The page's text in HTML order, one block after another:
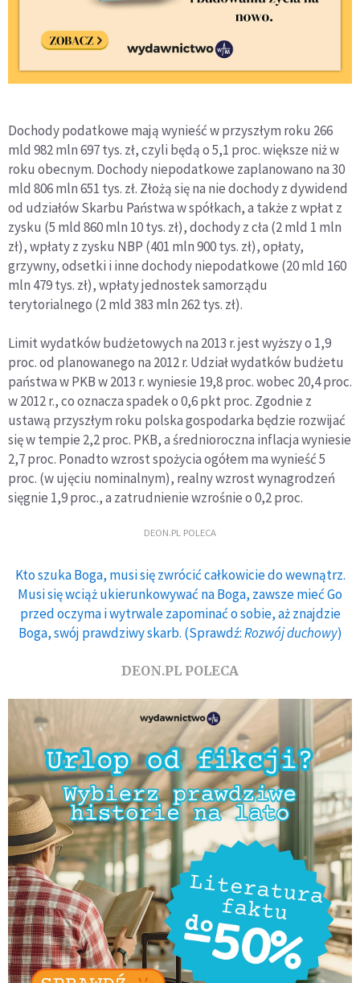
Dochody podatkowe mają wynieść w przyszłym roku 266
mld 982 mln 697 tys. zł, czyli będą o 5,1 proc. większe niż w
roku obecnym. Dochody niepodatkowe zaplanowano na 30
mld 806 mln 651 tys. zł. Złożą się na nie dochody z dywidend
od udziałów Skarbu Państwa w spółkach, a także z wpłat z
zysku (5 mld 860 mln 10 tys. zł), dochody z cła (2 mld 1 mln
zł), wpłaty z zysku NBP (401 mln 900 tys. zł), opłaty,
grzywny, odsetki i inne dochody niepodatkowe (20 mld 160
mln 479 tys. zł), wpłaty jednostek samorządu
terytorialnego (2 mld 383 mln 262 tys. zł).
Limit wydatków budżetowych na 2013 r. jest wyższy o 1,9
proc. od planowanego na 2012 r. Udział wydatków budżetu
państwa w PKB w 2013 r. wyniesie 19,8 proc. wobec 20,4 proc.
w 2012 r., co oznacza spadek o 0,6 pkt proc. Zgodnie z
ustawą przyszłym roku polska gospodarka będzie rozwijać
się w tempie 2,2 proc. PKB, a średnioroczna inflacja wyniesie
2,7 proc. Ponadto wzrost spożycia ogółem ma wynieść 5
proc. (w ujęciu nominalnym), realny wzrost wynagrodzeń
sięgnie 1,9 proc., a zatrudnienie wzrośnie o 0,2 proc.
DEON.PL POLECA
Kto szuka Boga, musi się zwrócić całkowicie do wewnątrz.
Musi się wciąż ukierunkowywać na Boga, zawsze mieć Go
przed oczyma i wytrwale zapominać o sobie, aż znajdzie
Boga, swój prawdziwy skarb. (Sprawdź:Rozwój duchowy)
DEON.PL POLECA